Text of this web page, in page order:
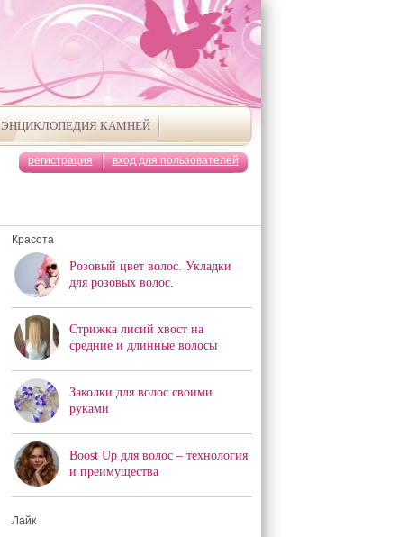
ЭНЦИКЛОПЕДИЯ КАМНЕЙ
регистрация вход для пользователей
Красота
Розовый цвет волос. Укладки
для розовых волос.
Стрижка лисий хвост на
средние и длинные волосы
Заколки для волос своими
руками
Boost Up для волос – технология
и преимущества
Лайк